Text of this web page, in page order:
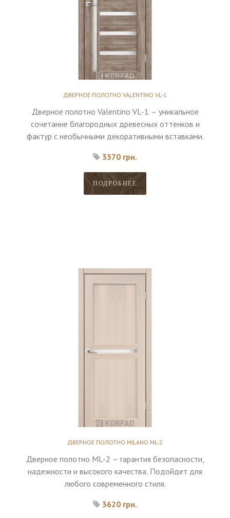
ДВЕРНОЕ ПОЛОТНО VALENTINO VL-1
Дверное полотно Valentino VL-1 – уникальное
сочетание благородных древесных оттенков и
фактур с необычными декоративными вставками.
3370 грн.
ПОДРОБНЕЕ
ДВЕРНОЕ ПОЛОТНО MILANO ML-2
Дверное полотно ML-2 – гарантия безопасности,
надежности и высокого качества. Подойдет для
любого современного стиля.
3620 грн.